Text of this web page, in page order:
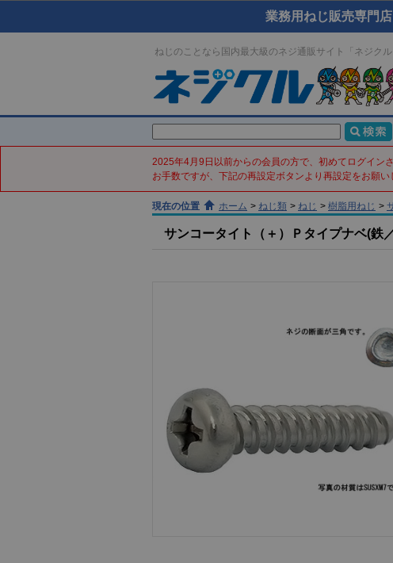
業務用ねじ販売専門
ねじのことなら国内最大級のネジ通販サイト「ネジク
2025年4月9日以前からの会員の方で、初めてログイン
お手数ですが、下記の再設定ボタンより再設定をお願い
現在の位置 ホーム > ねじ類 > ねじ > 樹脂用ねじ >
サンコータイト（＋）Ｐタイプナベ(鉄